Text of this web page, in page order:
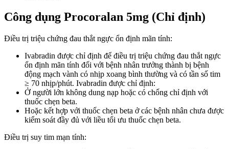
Công dụng Procoralan 5mg (Chỉ định)
Điều trị triệu chứng đau thắt ngực ổn định mãn tính:
Ivabradin được chỉ định để điều trị triệu chứng đau thắt ngực
ổn định mãn tính đối với bệnh nhân trưởng thành bị bệnh
động mạch vành có nhịp xoang bình thường và có tần số tim
≥ 70 nhịp/phút. Ivabradin được chỉ định:
Ở người lớn không dung nạp hoặc có chống chỉ định với
thuốc chẹn beta.
Hoặc kết hợp với thuốc chẹn beta ở các bệnh nhân chưa được
kiểm soát đầy đủ với liều tối ưu thuốc chẹn beta.
Điều trị suy tim mạn tính: